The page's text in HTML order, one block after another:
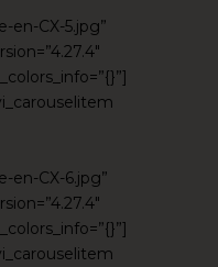
CX-5.jpg”
en-CX-6.jpg”